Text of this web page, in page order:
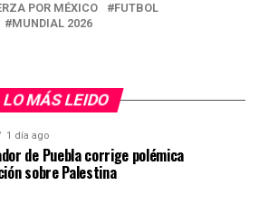
POR MÉXICO
FUTBOL
MUNDIAL 2026
LO MÁS LEIDO
1 día ago
de Puebla corrige polémica
sobre Palestina